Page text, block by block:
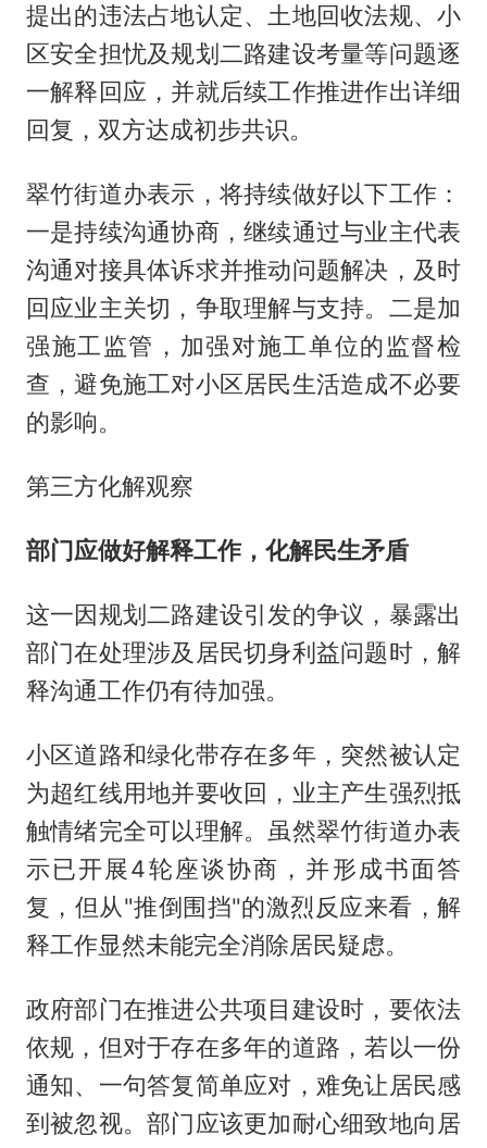
提出的违法占地认定、土地回收法规、小
区安全担忧及规划二路建设考量等问题逐
一解释回应，并就后续工作推进作出详细
回复，双方达成初步共识。
翠竹街道办表示，将持续做好以下工作：
一是持续沟通协商，继续通过与业主代表
沟通对接具体诉求并推动问题解决，及时
回应业主关切，争取理解与支持。二是加
强施工监管，加强对施工单位的监督检
查，避免施工对小区居民生活造成不必要
的影响。
第三方化解观察
部门应做好解释工作，化解民生矛盾
这一因规划二路建设引发的争议，暴露出
部门在处理涉及居民切身利益问题时，解
释沟通工作仍有待加强。
小区道路和绿化带存在多年，突然被认定
为超红线用地并要收回，业主产生强烈抵
触情绪完全可以理解。虽然翠竹街道办表
示已开展4轮座谈协商，并形成书面答
复，但从"推倒围挡"的激烈反应来看，解
释工作显然未能完全消除居民疑虑。
政府部门在推进公共项目建设时，要依法
依规，但对于存在多年的道路，若以一份
通知、一句答复简单应对，难免让居民感
到被忽视。部门应该更加耐心细致地向居